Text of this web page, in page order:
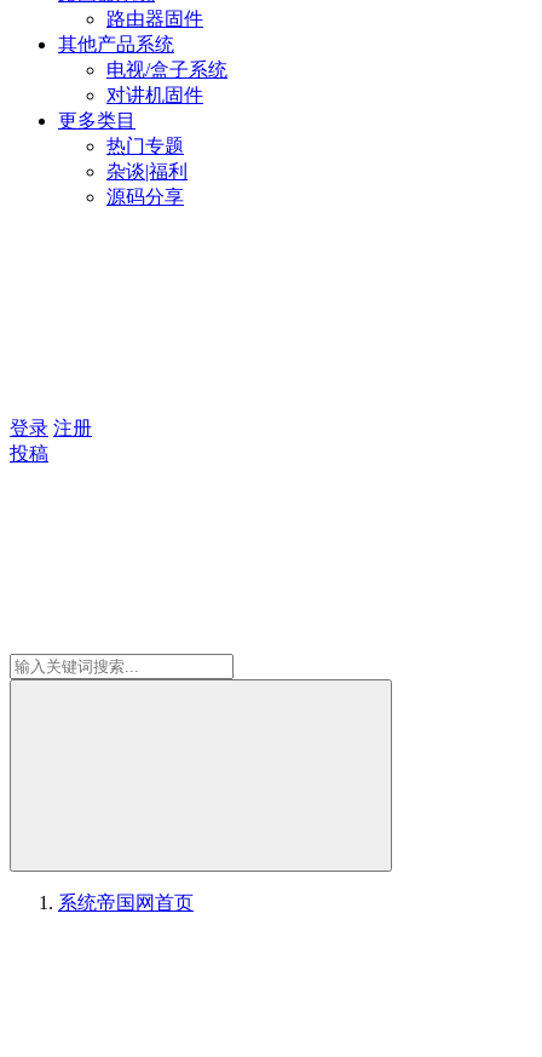
路由器固件
其他产品系统
电视/盒子系统
对讲机固件
更多类目
热门专题
杂谈|福利
源码分享
登录 注册
投稿
系统帝国网首页